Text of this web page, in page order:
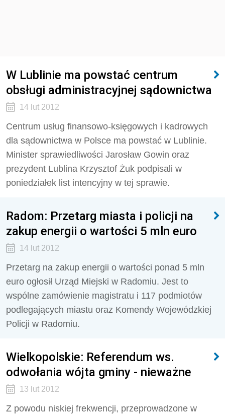
W Lublinie ma powstać centrum
obsługi administracyjnej sądownictwa
14 lut 2012
Centrum usług finansowo-księgowych i kadrowych
dla sądownictwa w Polsce ma powstać w Lublinie.
Minister sprawiedliwości Jarosław Gowin oraz
prezydent Lublina Krzysztof Żuk podpisali w
poniedziałek list intencyjny w tej sprawie.
Radom: Przetarg miasta i policji na
zakup energii o wartości 5 mln euro
14 lut 2012
Przetarg na zakup energii o wartości ponad 5 mln
euro ogłosił Urząd Miejski w Radomiu. Jest to
wspólne zamówienie magistratu i 117 podmiotów
podlegających miastu oraz Komendy Wojewódzkiej
Policji w Radomiu.
Wielkopolskie: Referendum ws.
odwołania wójta gminy - nieważne
13 lut 2012
Z powodu niskiej frekwencji, przeprowadzone w